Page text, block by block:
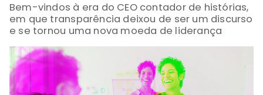
Bem-vindos à era do CEO contador de histórias,
em que transparência deixou de ser um discurso
e se tornou uma nova moeda de liderança